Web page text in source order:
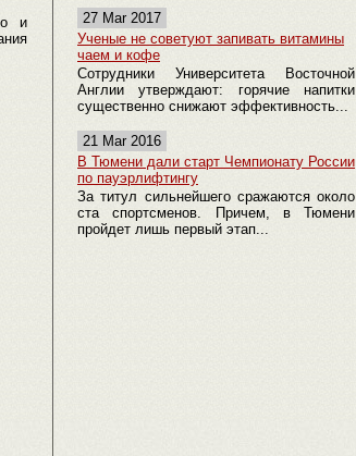
и
27 Mar 2017
Ученые не советуют запивать витамины
чаем и кофе
Сотрудники Университета Восточной
Англии утверждают: горячие напитки
существенно снижают эффективность...
21 Mar 2016
В Тюмени дали старт Чемпионату России
по пауэрлифтингу
За титул сильнейшего сражаются около
ста спортсменов. Причем, в Тюмени
пройдет лишь первый этап...